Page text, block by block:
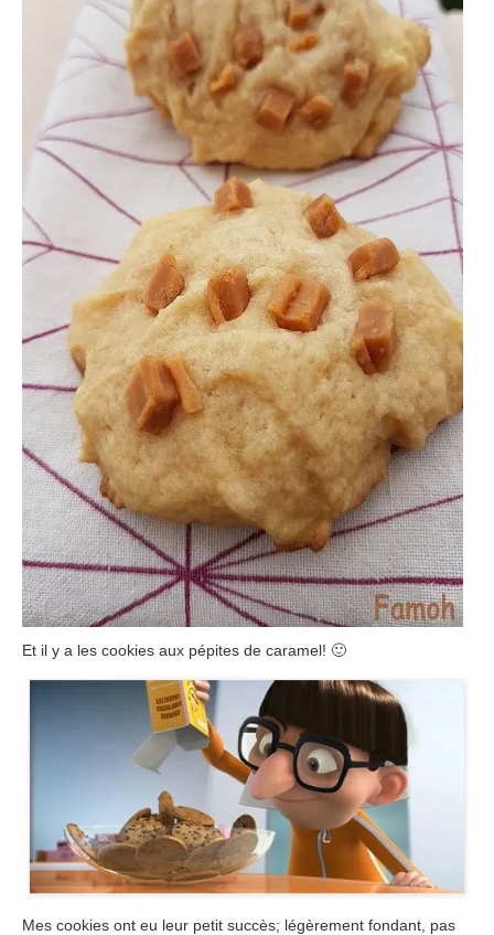
Et il y a les cookies aux pépites de caramel! 🙂
Mes cookies ont eu leur petit succès; légèrement fondant, pas